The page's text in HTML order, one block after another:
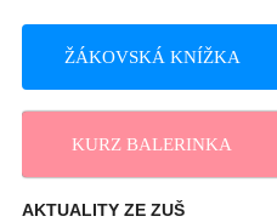
ŽÁKOVSKÁ KNÍŽKA
KURZ BALERINKA
AKTUALITY ZE ZUŠ